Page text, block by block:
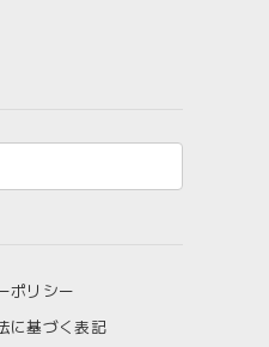
ポリシー
に基づく表記